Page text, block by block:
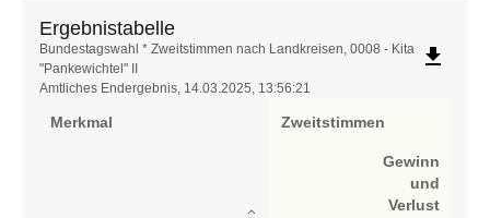
Ergebnistabelle
Ergebnistabelle
Bundestagswahl * Zweitstimmen nach Landkreisen, 0008 - Kita
"Pankewichtel" II
Amtliches Endergebnis, 14.03.2025, 13:56:21
file_download
Merkmal Zweitstimmen
Gewinn
und
Verlust